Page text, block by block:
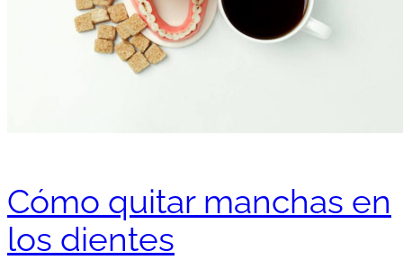
Cómo quitar manchas en
los dientes